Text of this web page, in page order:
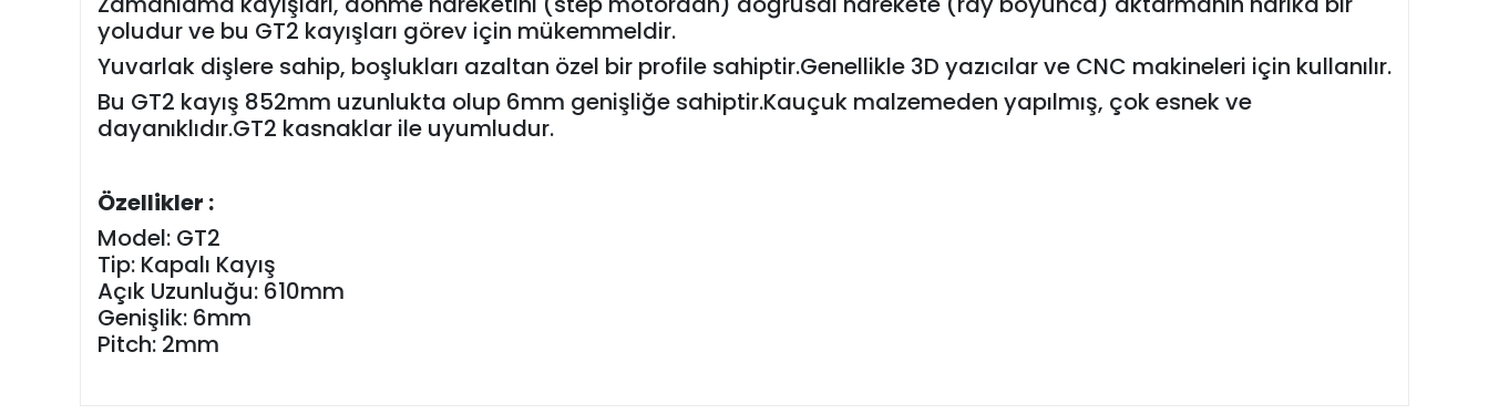
yoludur ve bu GT2 kayışları görev için mükemmeldir.
Yuvarlak dişlere sahip, boşlukları azaltan özel bir profile sahiptir.Genellikle 3D yazıcılar ve CNC makineleri için kullanılır.
Bu GT2 kayış 852mm uzunlukta olup 6mm genişliğe sahiptir.Kauçuk malzemeden yapılmış, çok esnek ve
dayanıklıdır.GT2 kasnaklar ile uyumludur.
Özellikler :
Model: GT2
Tip: Kapalı Kayış
Açık Uzunluğu: 610mm
Genişlik: 6mm
Pitch: 2mm